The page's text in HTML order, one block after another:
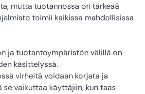
mutta tuotannossa on tärkeää
toimii kaikissa mahdollisissa
ja tuotantoympäristön välillä on
käsittelyssä.
virheitä voidaan korjata ja
vaikuttaa käyttäjiin, kun taas